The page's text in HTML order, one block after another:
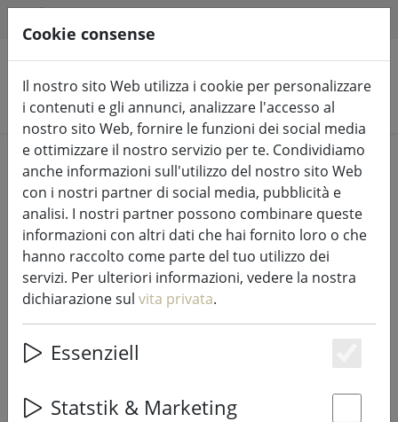
Cerca prodotti
Home Luci e illuminazione fiabesca Luci di fata
Kaemingk Lumineo LED luci
fiabesche Basic con dimmer 360
LED bianco caldo per esterni 27 m
nero
Cookie consense
Il nostro sito Web utilizza i cookie per personalizzare
i contenuti e gli annunci, analizzare l'accesso al
nostro sito Web, fornire le funzioni dei social media
e ottimizzare il nostro servizio per te. Condividiamo
anche informazioni sull'utilizzo del nostro sito Web
con i nostri partner di social media, pubblicità e
analisi. I nostri partner possono combinare queste
informazioni con altri dati che hai fornito loro o che
hanno raccolto come parte del tuo utilizzo dei
servizi. Per ulteriori informazioni, vedere la nostra
dichiarazione sul vita privata.
Essenziell
Statstik & Marketing